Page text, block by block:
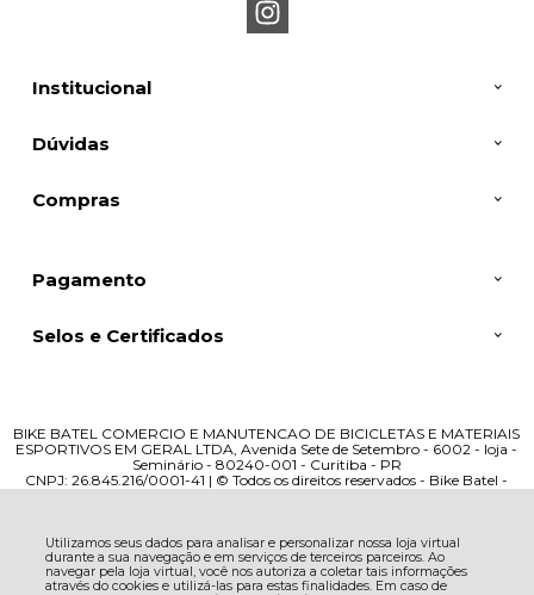
Utilizamos seus dados para analisar e personalizar nossa loja virtual
durante a sua navegação e em serviços de terceiros parceiros. Ao
navegar pela loja virtual, você nos autoriza a coletar tais informações
através do cookies e utilizá-las para estas finalidades. Em caso de
Institucional
Dúvidas
Compras
Pagamento
Selos e Certificados
BIKE BATEL COMERCIO E MANUTENCAO DE BICICLETAS E MATERIAIS
ESPORTIVOS EM GERAL LTDA, Avenida Sete de Setembro - 6002 - loja -
Seminário - 80240-001 - Curitiba - PR
CNPJ: 26.845.216/0001-41 | © Todos os direitos reservados - Bike Batel -